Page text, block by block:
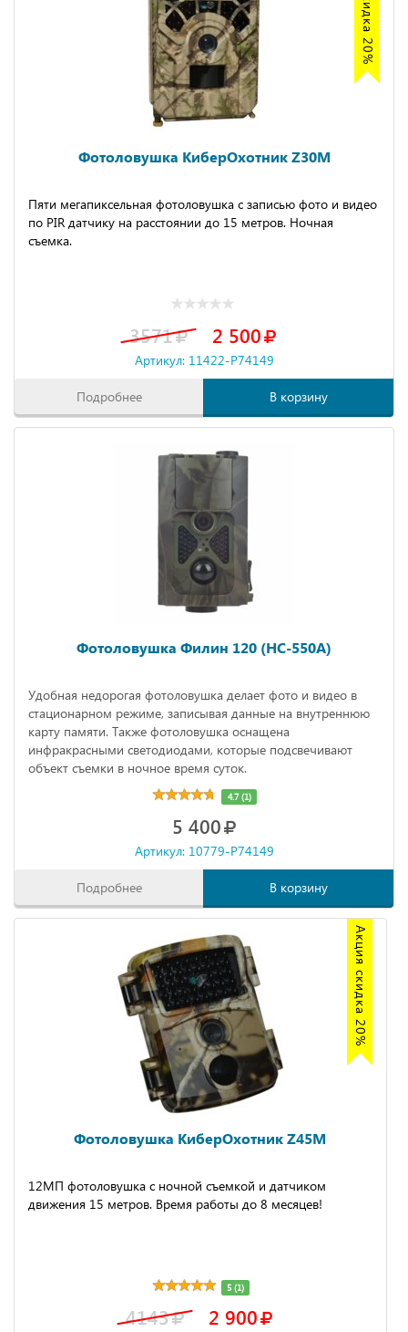
Фотоловушка КиберОхотник Z30M
Пяти мегапиксельная фотоловушка с записью фото и видео
по PIR датчику на расстоянии до 15 метров. Ночная
съемка.
3571 2 500
Артикул: 11422-P74149
Подробнее В корзину
Фотоловушка Филин 120 (HC-550A)
Удобная недорогая фотоловушка делает фото и видео в
стационарном режиме, записывая данные на внутреннюю
карту памяти. Также фотоловушка оснащена
инфракрасными светодиодами, которые подсвечивают
объект съемки в ночное время суток.
4.7 (1)
5 400
Артикул: 10779-P74149
Подробнее В корзину
Акция скидка 20%
Фотоловушка КиберОхотник Z45M
12МП фотоловушка с ночной съемкой и датчиком
движения 15 метров. Время работы до 8 месяцев!
5 (1)
4143 2 900